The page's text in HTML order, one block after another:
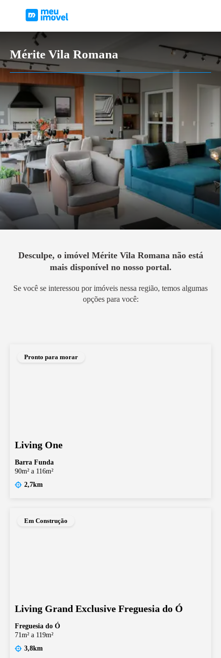
Mérite Vila Romana
Desculpe, o imóvel Mérite Vila Romananão está
mais disponível no nosso portal.
Se você se interessou por imóveis nessa região, temos algumas
opções para você:
Pronto para morar
Living One
Barra Funda
90m² a 116m²
2,7km
Em Construção
Living Grand Exclusive Freguesia do Ó
Freguesia do Ó
71m² a 119m²
3,8km